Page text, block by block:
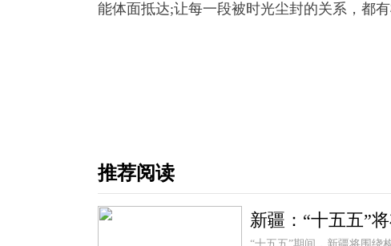
能体面抵达;让每一段被时光尘封的关系，都有
推荐阅读
新疆：“十五五”